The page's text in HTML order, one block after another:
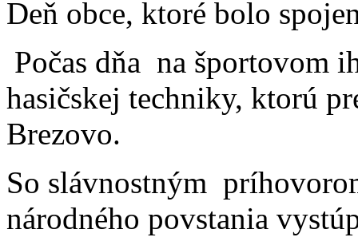
Deň obce, ktoré bolo
Počas dňa na športovom
hasičskej techniky, ktorú
Brezovo.
So slávnostným
národného povstania